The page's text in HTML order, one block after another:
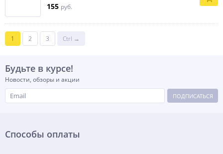
155 руб.
1 2 3 Ctrl →
Будьте в курсе!
Новости, обзоры и акции
ПОДПИСАТЬСЯ
Способы оплаты